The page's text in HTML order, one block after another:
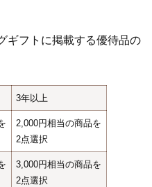
ギフトに掲載する優待品の
3年以上
2,000円相当の商品を
2点選択
3,000円相当の商品を
2点選択